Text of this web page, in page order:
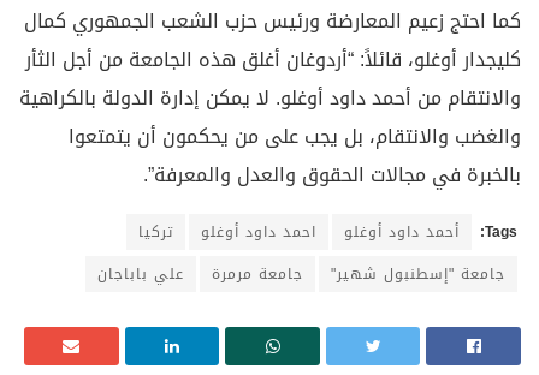
كما احتج زعيم المعارضة ورئيس حزب الشعب الجمهوري كمال
كليجدار أوغلو، قائلاً: “أردوغان أغلق هذه الجامعة من أجل الثأر
والانتقام من أحمد داود أوغلو. لا يمكن إدارة الدولة بالكراهية
والغضب والانتقام، بل يجب على من يحكمون أن يتمتعوا
بالخبرة في مجالات الحقوق والعدل والمعرفة”.
Tags: أحمد داود أوغلو احمد داود أوغلو
تركيا
جامعة "إسطنبول شهير"
جامعة مرمرة علي باباجان